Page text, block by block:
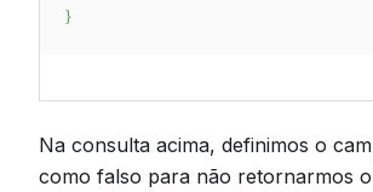
}
Na consulta acima, definimos o
como falso para não retornarmos